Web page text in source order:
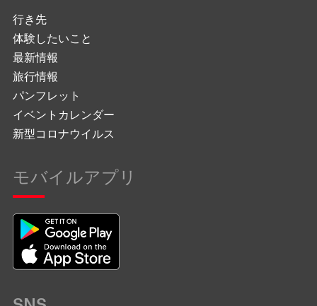
行き先
体験したいこと
最新情報
旅行情報
パンフレット
イベントカレンダー
新型コロナウイルス
モバイルアプリ